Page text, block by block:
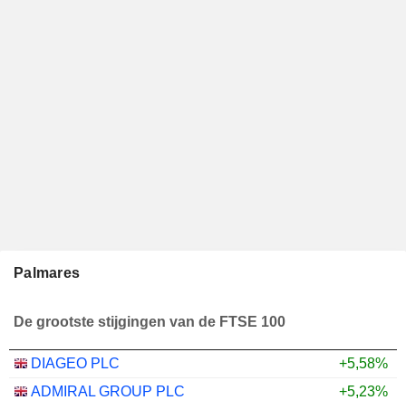
Palmares
De grootste stijgingen van de FTSE 100
DIAGEO PLC
+5,58%
ADMIRAL GROUP PLC
+5,23%